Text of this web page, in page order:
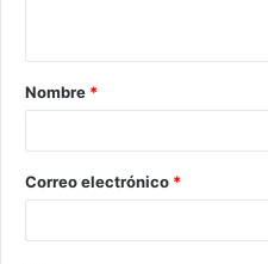
Nombre *
Correo electrónico *